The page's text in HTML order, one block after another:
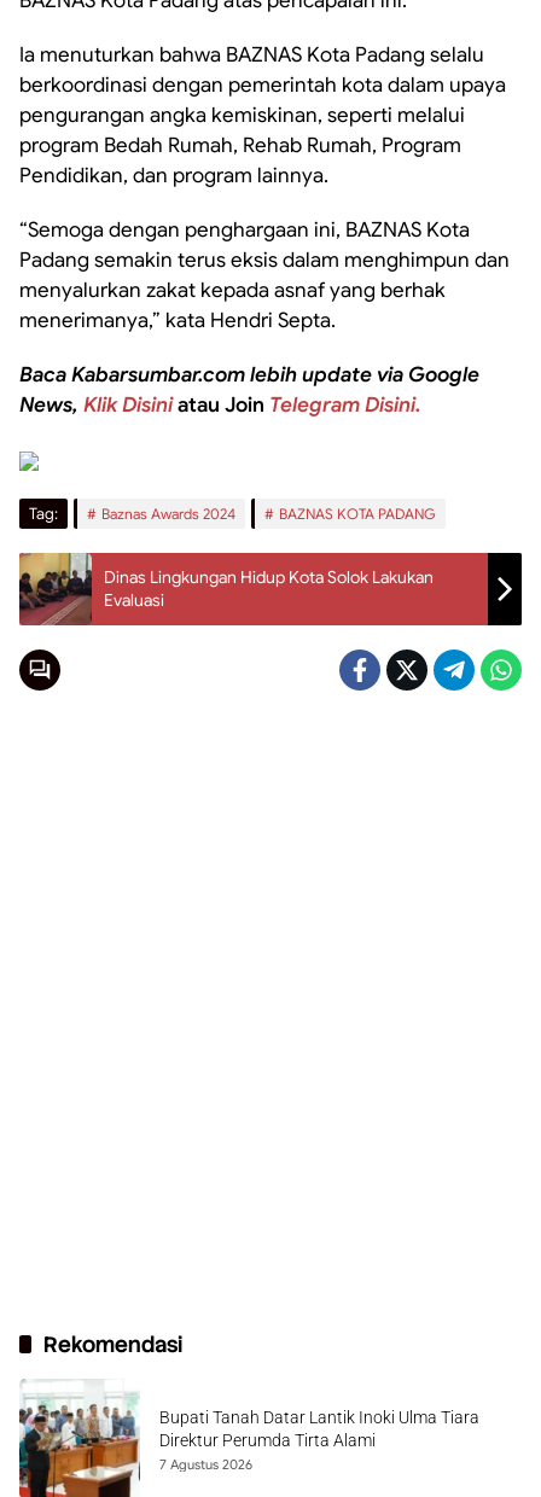
Ia menuturkan bahwa BAZNAS Kota Padang selalu
berkoordinasi dengan pemerintah kota dalam upaya
pengurangan angka kemiskinan, seperti melalui
program Bedah Rumah, Rehab Rumah, Program
Pendidikan, dan program lainnya.
“Semoga dengan penghargaan ini, BAZNAS Kota
Padang semakin terus eksis dalam menghimpun dan
menyalurkan zakat kepada asnaf yang berhak
menerimanya,” kata Hendri Septa.
Baca Kabarsumbar.com lebih update via Google
News, Klik Disiniatau Join Telegram Disini.
Tag: Baznas Awards 2024 BAZNAS KOTA PADANG
Dinas Lingkungan Hidup Kota Solok Lakukan
Evaluasi
Rekomendasi
Bupati Tanah Datar Lantik Inoki Ulma Tiara
Direktur Perumda Tirta Alami
7 Agustus 2026